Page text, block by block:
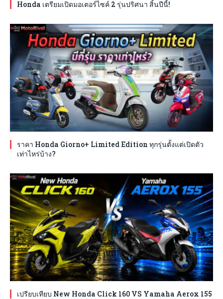
Honda เตรียมเปิดมอเตอร์ไซค์ 2 รุ่นปริศนา สิ้นปีนี้!
ราคา Honda Giorno+ Limited Edition ทุกรุ่นตั้งแต่เปิดตัว
เท่าไหร่บ้าง?
เปรียบเทียบ New Honda Click 160 VS Yamaha Aerox 155